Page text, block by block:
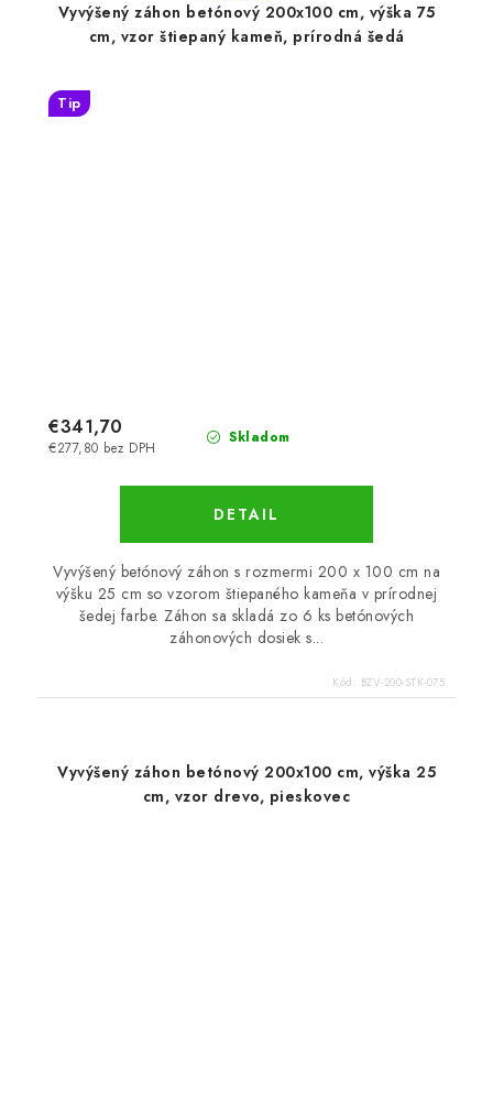
Vyvýšený záhon betónový 200x100 cm, výška 75
cm, vzor štiepaný kameň, prírodná šedá
Tip
Skladom
€277,80 bez DPH
€341,70
DETAIL
Vyvýšený betónový záhon s rozmermi 200 x 100 cm na
výšku 25 cm so vzorom štiepaného kameňa v prírodnej
šedej farbe. Záhon sa skladá zo 6 ks betónových
záhonových dosiek s...
Kód: BZV-200-STK-075
Vyvýšený záhon betónový 200x100 cm, výška 25
cm, vzor drevo, pieskovec